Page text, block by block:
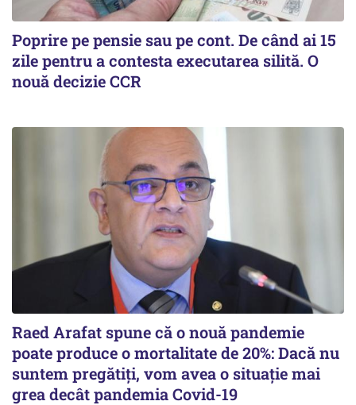
Poprire pe pensie sau pe cont. De când ai 15
zile pentru a contesta executarea silită. O
nouă decizie CCR
Raed Arafat spune că o nouă pandemie
poate produce o mortalitate de 20%: Dacă nu
suntem pregătiți, vom avea o situație mai
grea decât pandemia Covid-19